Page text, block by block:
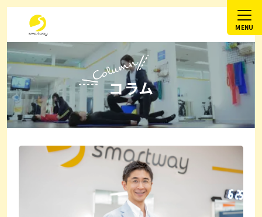
Column
コラム